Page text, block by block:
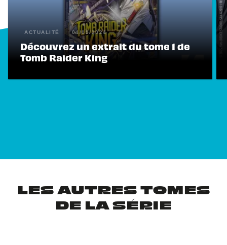
ACTUALITÉ 04/09/2024
Découvrez un extrait du tome 1 de
Tomb Raider King
LES AUTRES TOMES
DE LA SÉRIE